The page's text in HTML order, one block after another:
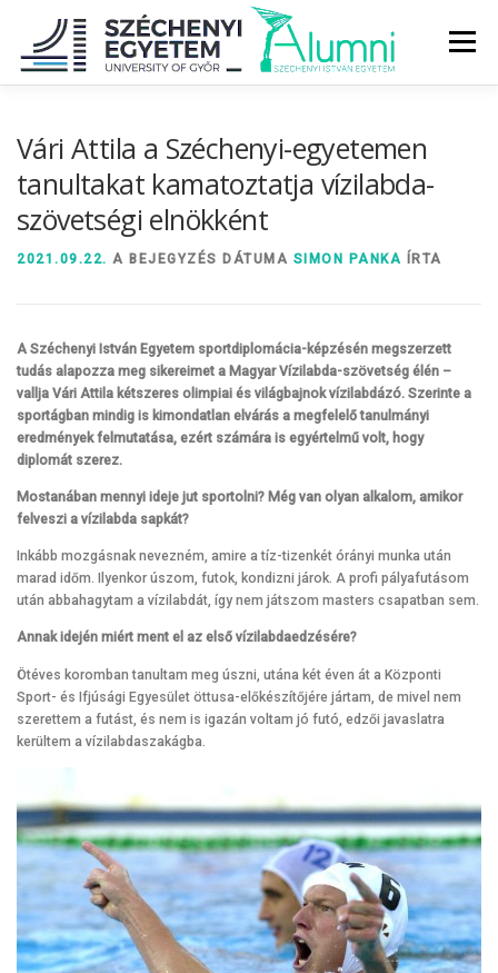
tartalomhoz
Menü
DIPLOMAÁTADÓ DIPLOMÁN TÚL
Vári Attila a Széchenyi-egyetemen
tanultakat kamatoztatja vízilabda-
szövetségi elnökként
2021.09.22. A BEJEGYZÉS DÁTUMA SIMON PANKA ÍRTA
A Széchenyi István Egyetem sportdiplomácia-képzésén megszerzett
tudás alapozza meg sikereimet a Magyar Vízilabda-szövetség élén –
vallja Vári Attila kétszeres olimpiai és világbajnok vízilabdázó. Szerinte a
sportágban mindig is kimondatlan elvárás a megfelelő tanulmányi
eredmények felmutatása, ezért számára is egyértelmű volt, hogy
diplomát szerez.
Mostanában mennyi ideje jut sportolni? Még van olyan alkalom, amikor
felveszi a vízilabda sapkát?
Inkább mozgásnak nevezném, amire a tíz-tizenkét órányi munka után
marad időm. Ilyenkor úszom, futok, kondizni járok. A profi pályafutásom
után abbahagytam a vízilabdát, így nem játszom masters csapatban sem.
Annak idején miért ment el az első vízilabdaedzésére?
Ötéves koromban tanultam meg úszni, utána két éven át a Központi
Sport- és Ifjúsági Egyesület öttusa-előkészítőjére jártam, de mivel nem
szerettem a futást, és nem is igazán voltam jó futó, edzői javaslatra
kerültem a vízilabdaszakágba.